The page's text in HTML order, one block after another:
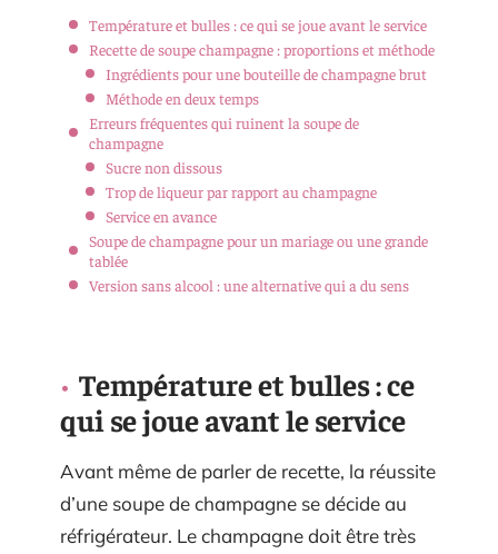
Température et bulles : ce qui se joue avant le service
Recette de soupe champagne : proportions et méthode
Ingrédients pour une bouteille de champagne brut
Méthode en deux temps
Erreurs fréquentes qui ruinent la soupe de
champagne
Sucre non dissous
Trop de liqueur par rapport au champagne
Service en avance
Soupe de champagne pour un mariage ou une grande
tablée
Version sans alcool : une alternative qui a du sens
Température et bulles : ce
qui se joue avant le service
Avant même de parler de recette, la réussite
d’une soupe de champagne se décide au
réfrigérateur. Le champagne doit être très